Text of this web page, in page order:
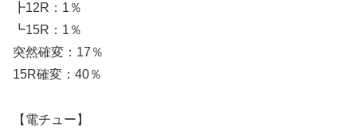
┣12R：1％
┗15R：1％
突然確変：17％
15R確変：40％
【電チュー】